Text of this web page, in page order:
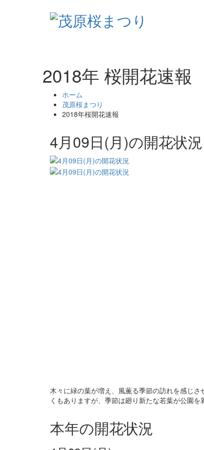
2018年 桜開花速報
ホーム
茂原桜まつり
2018年桜開花速報
4月09日(月)の開花状況
木々に緑の葉が増え、風薫る季節の訪れを感じ
くもありますが、季節は廻り新たな若葉が公園を
本年の開花状況